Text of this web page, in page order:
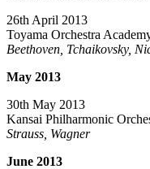
26th April 2013
Toyama Orchestra
Beethoven, Tchaikovsky,
May 2013
30th May 2013
Kansai Philharmonic
Strauss, Wagner
June 2013